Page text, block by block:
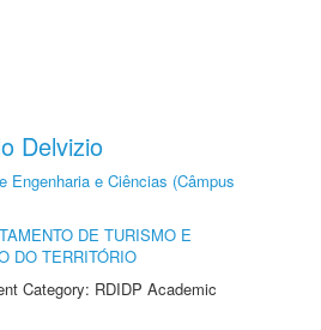
Delvizio
Engenharia e Ciências (Câmpus
DE TURISMO E
DO TERRITÓRIO
Category: RDIDP Academic